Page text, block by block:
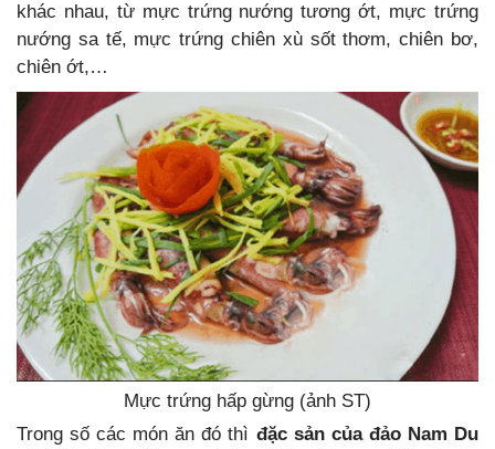
khác nhau, từ mực trứng nướng tương ớt, mực trứng
nướng sa tế, mực trứng chiên xù sốt thơm, chiên bơ,
chiên ớt,…
Mực trứng hấp gừng (ảnh ST)
Trong số các món ăn đó thì đặc sản của đảo Nam Du